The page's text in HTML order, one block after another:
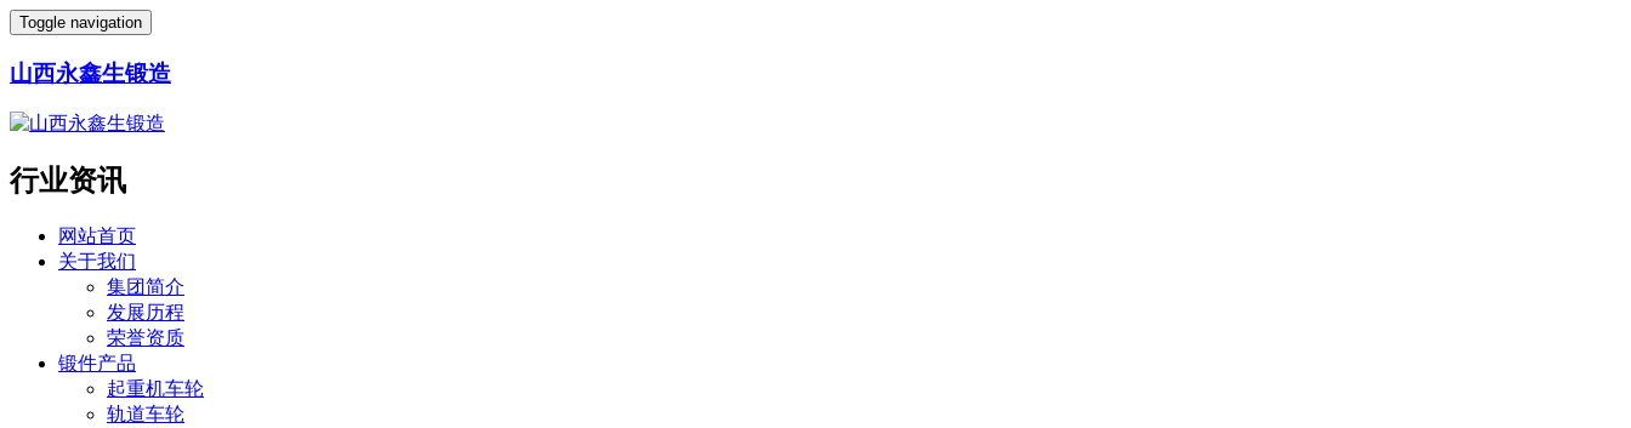
Toggle navigation
山西永鑫生锻造
行业资讯
网站首页
关于我们
集团简介
发展历程
荣誉资质
锻件产品
起重机车轮
轨道车轮